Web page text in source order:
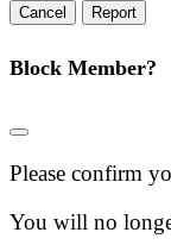
Report
Block Member?
Please confirm
You will no